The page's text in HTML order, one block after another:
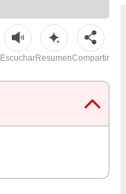
EscucharResumenCompartir